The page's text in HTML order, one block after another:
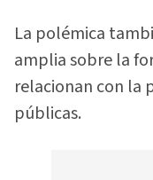
La polémica
amplia sobre la
relacionan con la
públicas.